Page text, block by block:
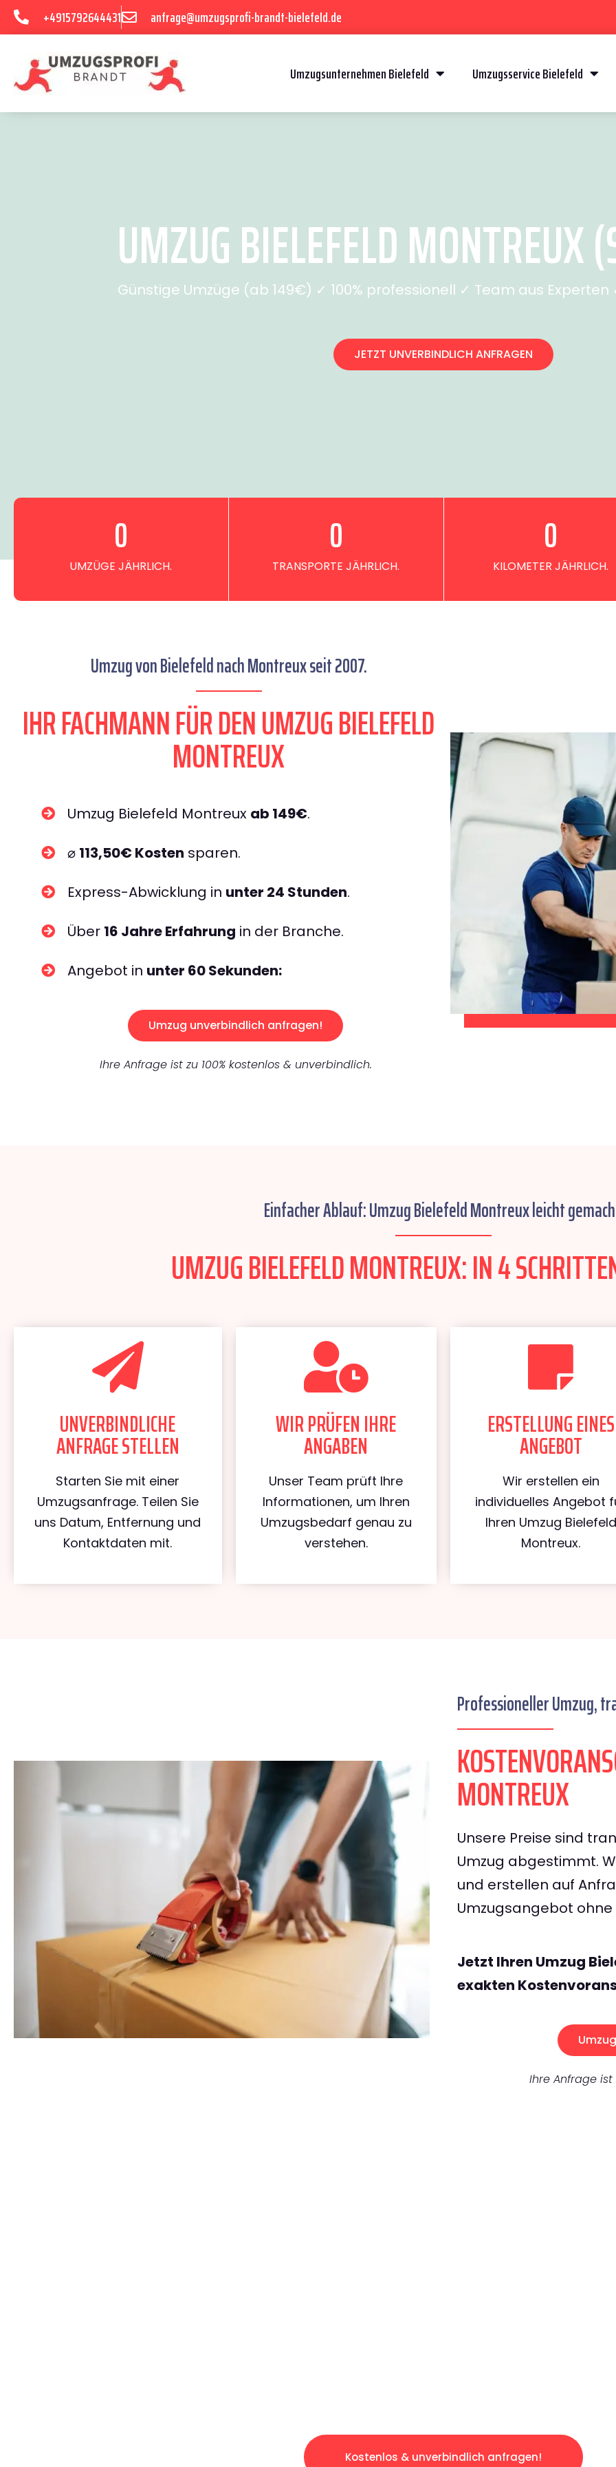
+4915792644431 anfrage@umzugsprofi-brandt-bielefeld.de
Umzugsunternehmen Bielefeld Umzugsservice Bielefeld
UMZUG BIELEFELD MONTREUX
Günstige Umzüge (ab 149€) ✓ 100% professionell ✓ Team aus
JETZT UNVERBINDLICH ANFRAGEN
UMZÜGE JÄHRLICH.
0
TRANSPORTE JÄHRLICH.
0
KILOMETER JÄHRLICH.
0
Umzug von Bielefeld nach Montreux seit 2007.
IHR FACHMANN FÜR DEN UMZUG BIELEFELD
MONTREUX
Umzug Bielefeld Montreux ab 149€.
⌀ 113,50€ Kosten sparen.
Express-Abwicklung in unter 24 Stunden.
Über 16 Jahre Erfahrung in der Branche.
Angebot in unter 60 Sekunden:
Umzug unverbindlich anfragen!
Ihre Anfrage ist zu 100% kostenlos & unverbindlich.
Einfacher Ablauf: Umzug Bielefeld Montreux leicht
UMZUG BIELEFELD MONTREUX: IN 4
UNVERBINDLICHE
ANFRAGE STELLEN
Starten Sie mit einer
Umzugsanfrage. Teilen Sie
uns Datum, Entfernung und
Kontaktdaten mit.
WIR PRÜFEN IHRE
ANGABEN
Unser Team prüft Ihre
Informationen, um Ihren
Umzugsbedarf genau zu
verstehen.
ERSTELLUNG EINES
ANGEBOT
Wir erstellen ein
individuelles Angebot
Ihren Umzug Bielefeld
Montreux.
Professioneller Umzug,
MONTREUX
Unsere Preise sind
Umzug abgestimmt.
und erstellen auf
Umzugsangebot
Jetzt Ihren Umzug
exakten
Ihre Anfrage ist
Kostenlos & unverbindlich anfragen!